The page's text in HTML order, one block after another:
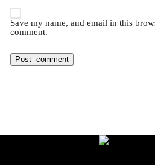
Save my name, and email in this
comment.